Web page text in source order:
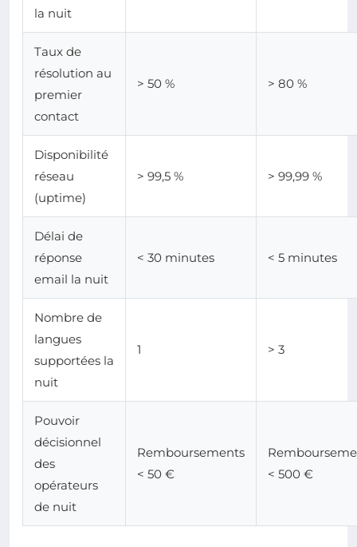
la nuit
Taux de
résolution au
premier
contact
> 50 % > 80 %
Disponibilité
réseau
(uptime)
> 99,5 % > 99,99 %
Délai de
réponse
email la nuit
< 30 minutes < 5 minutes
Nombre de
langues
supportées la
nuit
1 > 3
Pouvoir
décisionnel
des
opérateurs
de nuit
Remboursements
< 50 €
< 500 €